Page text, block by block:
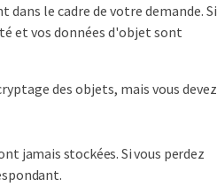
le cadre de votre demande. Si
et vos données d'objet sont
des objets, mais vous devez
jamais stockées. Si vous perdez